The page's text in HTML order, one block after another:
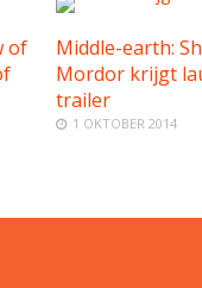
of
Middle-earth:
Mordor krijgt
trailer
1 OKTOBER 2014